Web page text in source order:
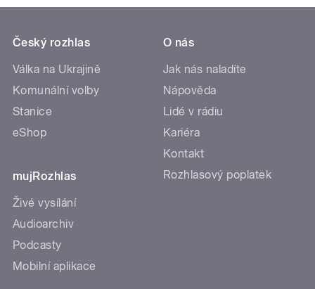
Český rozhlas
Válka na Ukrajině
Komunální volby
Stanice
eShop
mujRozhlas
Živé vysílání
Audioarchiv
Podcasty
Mobilní aplikace
O nás
Jak nás naladíte
Nápověda
Lidé v rádiu
Kariéra
Kontakt
Rozhlasový poplatek